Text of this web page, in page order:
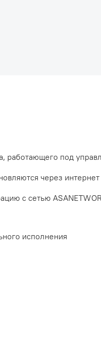
работающего под
через
с сетью
исполнения